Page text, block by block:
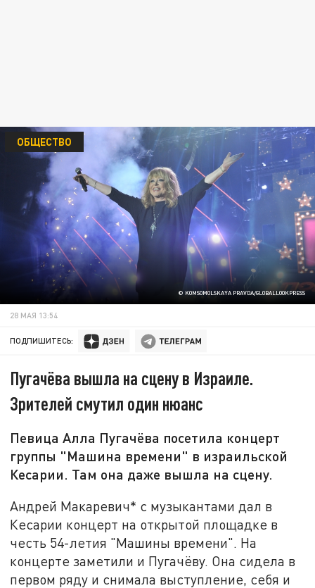
© KOMSOMOLSKAYA PRAVDA/GLOBALLOOKPRESS
ОБЩЕСТВО
28 МАЯ 13:54
ПОДПИШИТЕСЬ:
Пугачёва вышла на сцену в Израиле.
Зрителей смутил один нюанс
Певица Алла Пугачёва посетила концерт
группы "Машина времени" в израильской
Кесарии. Там она даже вышла на сцену.
Андрей Макаревич* с музыкантами дал в
Кесарии концерт на открытой площадке в
честь 54-летия "Машины времени". На
концерте заметили и Пугачёву. Она сидела в
первом ряду и снимала выступление, себя и